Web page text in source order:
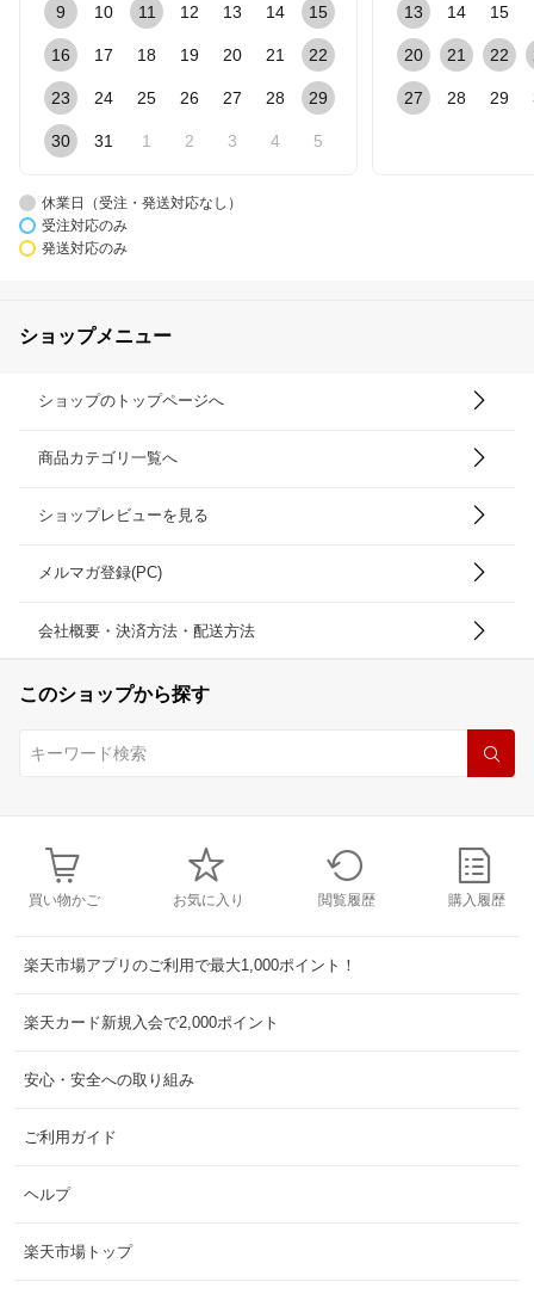
9 10 11 12 13 14 15
16 17 18 19 20 21 22
23 24 25 26 27 28 29
30 31 1 2 3 4 5
13 14 15
20 21 22
27 28 29
休業日（受注・発送対応なし）
受注対応のみ
発送対応のみ
ショップメニュー
ショップのトップページへ
商品カテゴリ一覧へ
ショップレビューを見る
メルマガ登録(PC)
会社概要・決済方法・配送方法
このショップから探す
買い物かご お気に入り 閲覧履歴 購入履歴
楽天市場アプリのご利用で最大1,000ポイント！
楽天カード新規入会で2,000ポイント
安心・安全への取り組み
ご利用ガイド
ヘルプ
楽天市場トップ